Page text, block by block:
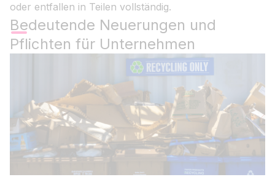
oder entfallen in Teilen vollständig.
Bedeutende Neuerungen und
Pflichten für Unternehmen